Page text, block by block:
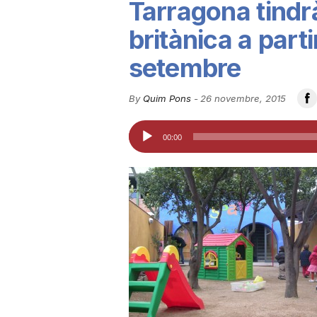
u
t
d
e
T
Tarragona
britànica a
setembre
By Quim Pons- 26 novembre, 2015
Reproductor
d'àudio
00:00